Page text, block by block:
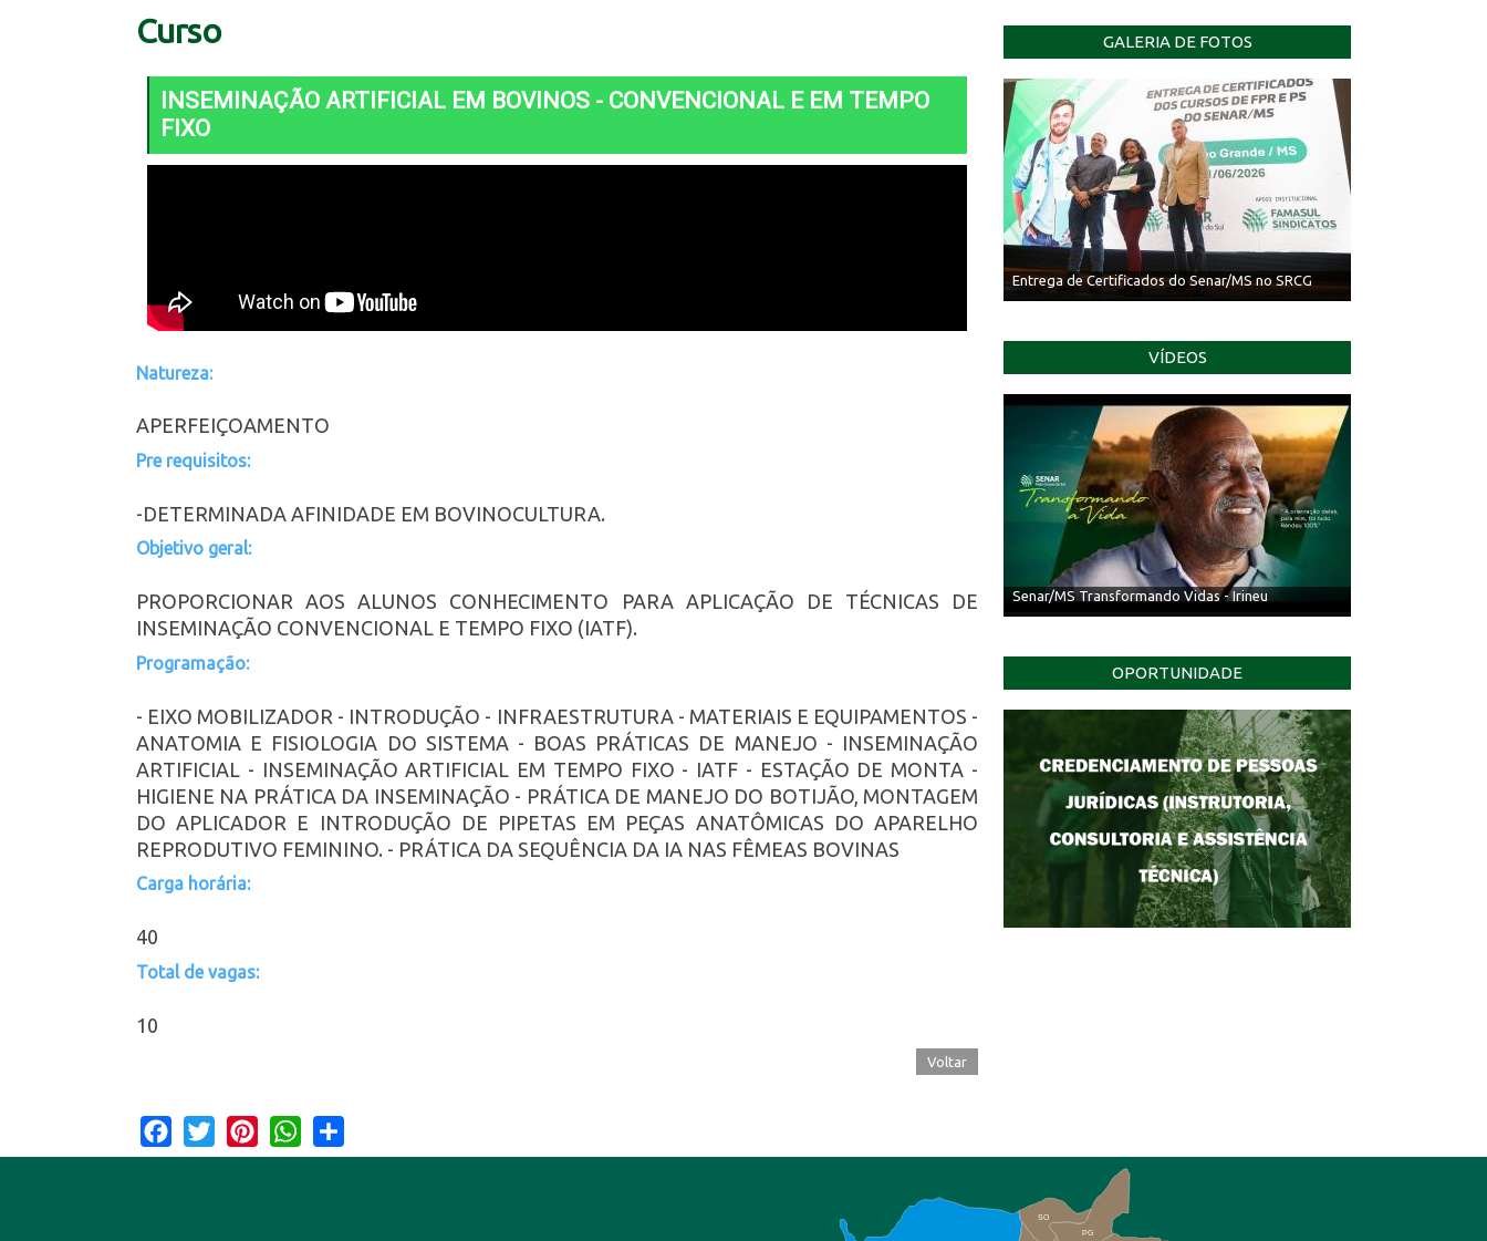
GALERIA DE FOTOS
Entrega de Certificados do Senar/MS no SRCG
VÍDEOS
Senar/MS Transformando Vidas - Irineu
OPORTUNIDADE
Curso
INSEMINAÇÃO ARTIFICIAL EM BOVINOS - CONVENCIONAL E EM TEMPO
FIXO
Natureza:
APERFEIÇOAMENTO
Pre requisitos:
-DETERMINADA AFINIDADE EM BOVINOCULTURA.
Objetivo geral:
PROPORCIONAR AOS ALUNOS CONHECIMENTO PARA APLICAÇÃO DE TÉCNICAS DE
INSEMINAÇÃO CONVENCIONAL E TEMPO FIXO (IATF).
Programação:
- EIXO MOBILIZADOR - INTRODUÇÃO - INFRAESTRUTURA - MATERIAIS E EQUIPAMENTOS -
ANATOMIA E FISIOLOGIA DO SISTEMA - BOAS PRÁTICAS DE MANEJO - INSEMINAÇÃO
ARTIFICIAL - INSEMINAÇÃO ARTIFICIAL EM TEMPO FIXO - IATF - ESTAÇÃO DE MONTA -
HIGIENE NA PRÁTICA DA INSEMINAÇÃO - PRÁTICA DE MANEJO DO BOTIJÃO, MONTAGEM
DO APLICADOR E INTRODUÇÃO DE PIPETAS EM PEÇAS ANATÔMICAS DO APARELHO
REPRODUTIVO FEMININO. - PRÁTICA DA SEQUÊNCIA DA IA NAS FÊMEAS BOVINAS
Carga horária:
40
Total de vagas:
10
Voltar
Facebook
Twitter PinterestWhatsApp
PG
SO